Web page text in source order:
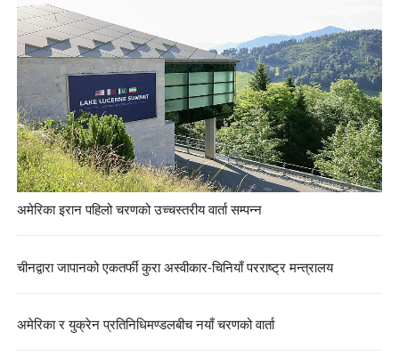
अमेरिका इरान पहिलो चरणको उच्चस्तरीय वार्ता सम्पन्न
चीनद्वारा जापानको एकतर्फी कुरा अस्वीकार-चिनियाँ परराष्ट्र मन्त्रालय
अमेरिका र युक्रेन प्रतिनिधिमण्डलबीच नयाँ चरणको वार्ता